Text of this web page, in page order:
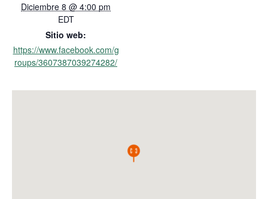
Diciembre 8 @ 4:00 pm
EDT
Sitio web:
https://www.facebook.com/g
roups/3607387039274282/